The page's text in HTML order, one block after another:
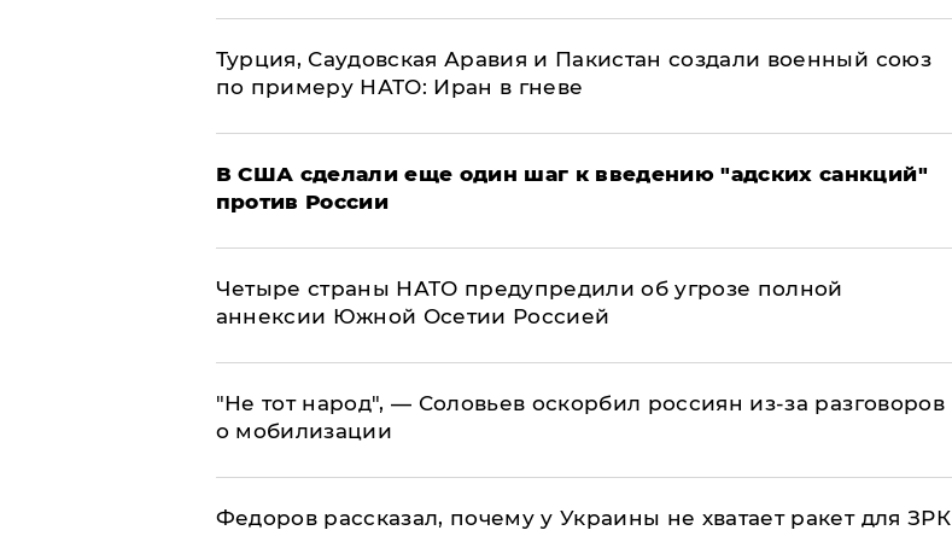
Турция, Саудовская Аравия и Пакистан создали военный союз
по примеру НАТО: Иран в гневе
В США сделали еще один шаг к введению "адских санкций"
против России
Четыре страны НАТО предупредили об угрозе полной
аннексии Южной Осетии Россией
​"Не тот народ", — Соловьев оскорбил россиян из-за разговоров
о мобилизации
Федоров рассказал, почему у Украины не хватает ракет для ЗРК